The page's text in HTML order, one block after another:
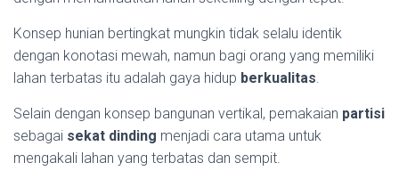
Konsep hunian bertingkat mungkin tidak selalu identik
dengan konotasi mewah, namun bagi orang yang memiliki
lahan terbatas itu adalah gaya hidup berkualitas.
Selain dengan konsep bangunan vertikal, pemakaian partisi
sebagai sekat dinding menjadi cara utama untuk
mengakali lahan yang terbatas dan sempit.